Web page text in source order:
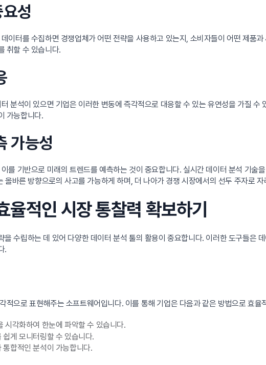
성
이터를 수집하면 경쟁업체가 어떤 전략을 사용하고 있는지, 소비자들이 어떤 제품
취할 수 있습니다.
분석이 있으면 기업은 이러한 변동에 즉각적으로 대응할 수 있는 유연성을 가질 수
가능합니다.
가능성
를 기반으로 미래의 트렌드를 예측하는 것이 중요합니다. 실시간 데이터 분석 기술
바른 방향으로의 사고를 가능하게 하며, 더 나아가 경쟁 시장에서의 선두 주자로
적인 시장 통찰력 확보하기
수립하는 데 있어 다양한 데이터 분석 툴의 활용이 중요합니다. 이러한 도구들은
.
적으로 표현해주는 소프트웨어입니다. 이를 통해 기업은 다음과 같은 방법으로 효율
각화하여 한눈에 파악할 수 있습니다.
게 모니터링할 수 있습니다.
합적인 분석이 가능합니다.